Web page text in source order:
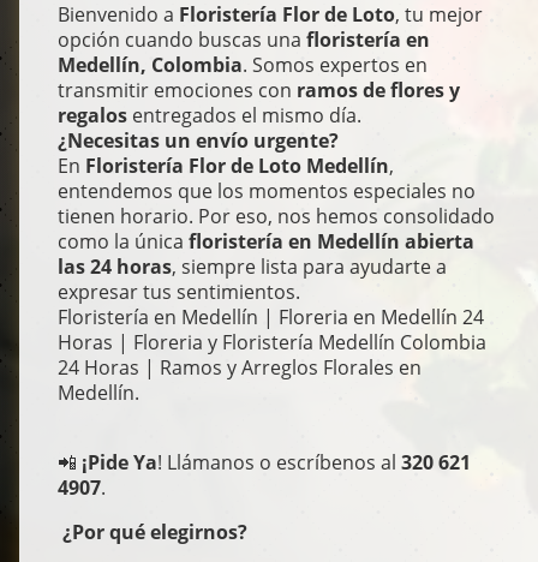
Bienvenido a Floristería Flor de Loto, tu mejor
opción cuando buscas una floristería en
Medellín, Colombia. Somos expertos en
transmitir emociones con ramos de flores y
regalos entregados el mismo día.
¿Necesitas un envío urgente?
En Floristería Flor de Loto Medellín,
entendemos que los momentos especiales no
tienen horario. Por eso, nos hemos consolidado
como la única floristería en Medellín abierta
las 24 horas, siempre lista para ayudarte a
expresar tus sentimientos.
Floristería en Medellín | Floreria en Medellín 24
Horas | Floreria y Floristería Medellín Colombia
24 Horas | Ramos y Arreglos Florales en
Medellín.
📲 ¡Pide Ya! Llámanos o escríbenos al 320 621
4907.
¿Por qué elegirnos?